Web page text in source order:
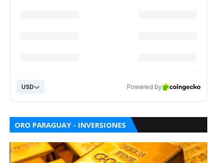
ORO PARAGUAY - INVERSIONES